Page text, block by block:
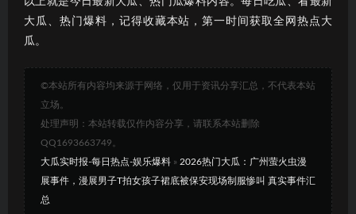
大瓜、热门爆料，记得收藏本站，第一时间获取全网热点大
瓜。
©本站所有内容均来源于网络，仅用于资讯分享汇总，不代表本站
立场。
处理声明：本站转载仅作内容分享，请联系本站删除
QQ1693663749。
大瓜实时报-每日热点-娱乐爆料 » 2026热门大瓜：广州萤火虫漫
展事件，漫展男子T拍女孩子裙底被保安现场制服惨叫 真实事件汇
总